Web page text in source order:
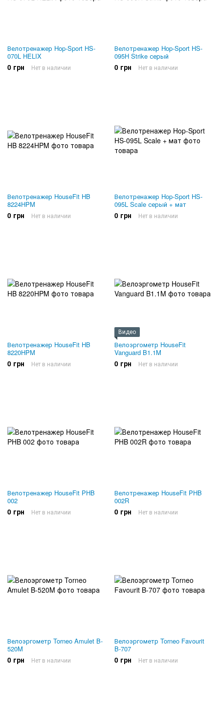
Велотренажер Hop-Sport HS-
070L HELIX
0 грн Нет в наличии
Велотренажер Hop-Sport HS-
095H Strike серый
0 грн Нет в наличии
Велотренажер HouseFit HB
8224HPM
0 грн Нет в наличии
Велотренажер Hop-Sport HS-
095L Scale серый + мат
0 грн Нет в наличии
Велотренажер HouseFit HB
8220HPM
0 грн Нет в наличии
Видео
Велоэргометр HouseFit
Vanguard B1.1M
0 грн Нет в наличии
Велотренажер HouseFit PHB
002
0 грн Нет в наличии
Велотренажер HouseFit PHB
002R
0 грн Нет в наличии
Велоэргометр Torneo Amulet B-
520M
0 грн Нет в наличии
Велоэргометр Torneo Favourit
B-707
0 грн Нет в наличии